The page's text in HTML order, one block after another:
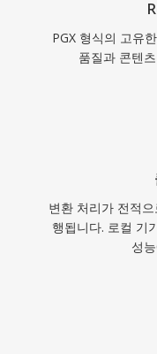
PGX 형식의 고유
품질과 콘텐
변환 처리가 전적
행됩니다. 로컬 기
성